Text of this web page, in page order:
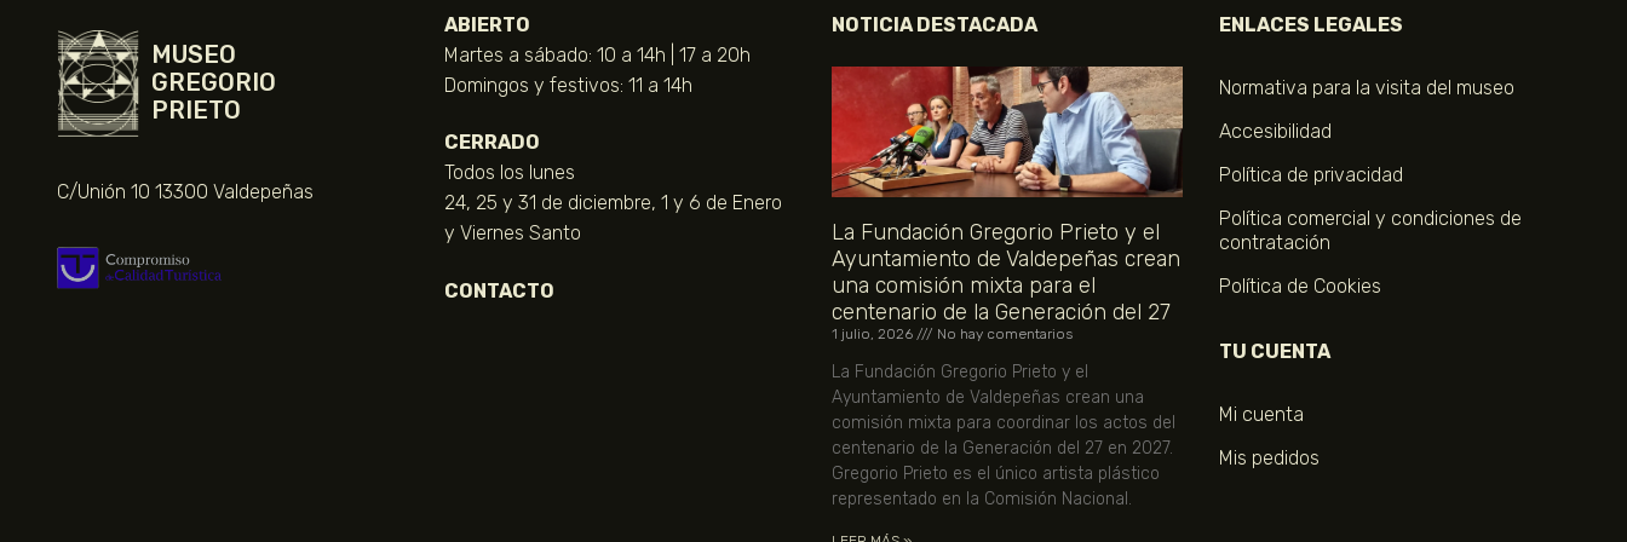
MUSEO
GREGORIO
PRIETO
C/Unión 10 13300 Valdepeñas
ABIERTO
Martes a sábado: 10 a 14h | 17 a 20h
Domingos y festivos: 11 a 14h
CERRADO
Todos los lunes
24, 25 y 31 de diciembre, 1 y 6 de Enero
y Viernes Santo
CONTACTO
NOTICIA DESTACADA
La Fundación Gregorio Prieto y el
Ayuntamiento de Valdepeñas crean
una comisión mixta para el
centenario de la Generación del 27
1 julio, 2026 No hay comentarios
La Fundación Gregorio Prieto y el
Ayuntamiento de Valdepeñas crean una
comisión mixta para coordinar los actos del
centenario de la Generación del 27 en 2027.
Gregorio Prieto es el único artista plástico
representado en la Comisión Nacional.
ENLACES LEGALES
Normativa para la visita del museo
Accesibilidad
Política de privacidad
Política comercial y condiciones de
contratación
Política de Cookies
TU CUENTA
Mi cuenta
Mis pedidos